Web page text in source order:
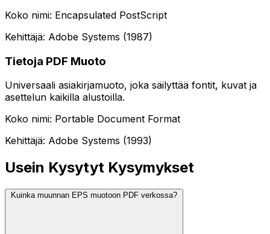
Koko nimi: Encapsulated PostScript
Kehittäjä: Adobe Systems (1987)
Tietoja PDF Muoto
Universaali asiakirjamuoto, joka säilyttää fontit, kuvat ja
asettelun kaikilla alustoilla.
Koko nimi: Portable Document Format
Kehittäjä: Adobe Systems (1993)
Usein Kysytyt Kysymykset
Kuinka muunnan EPS muotoon PDF verkossa?